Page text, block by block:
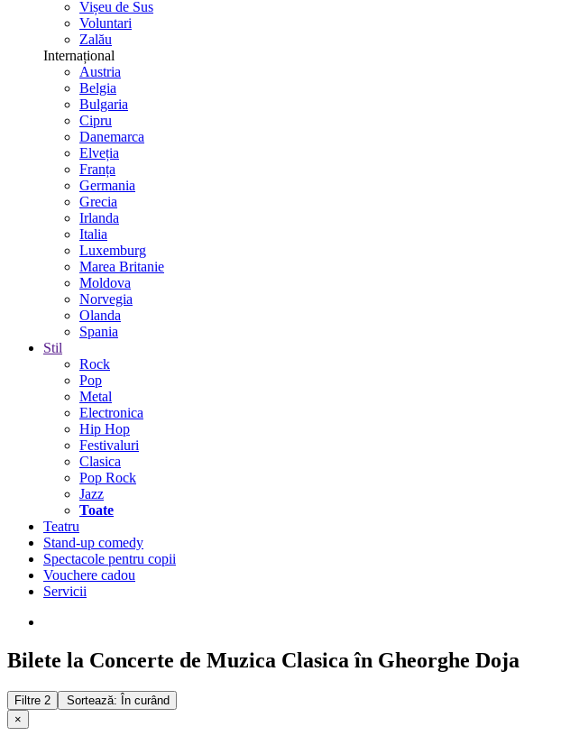
Vișeu de Sus
Voluntari
Zalău
Internațional
Austria
Belgia
Bulgaria
Cipru
Danemarca
Elveția
Franța
Germania
Grecia
Irlanda
Italia
Luxemburg
Marea Britanie
Moldova
Norvegia
Olanda
Spania
Stil
Rock
Pop
Metal
Electronica
Hip Hop
Festivaluri
Clasica
Pop Rock
Jazz
Toate
Teatru
Stand-up comedy
Spectacole pentru copii
Vouchere cadou
Servicii
Bilete la Concerte de Muzica Clasica în Gheorghe Doja
Filtre 2
Sortează: În curând
×